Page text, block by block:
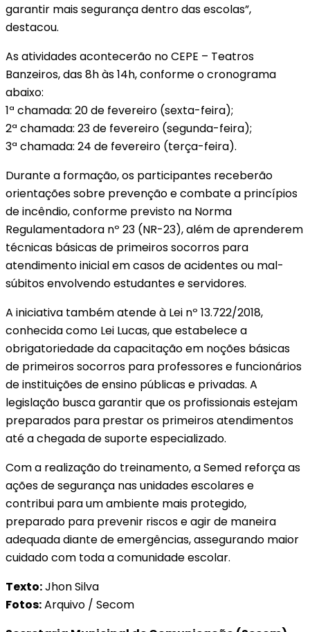
garantir mais segurança dentro das escolas”,
destacou.
As atividades acontecerão no CEPE – Teatros
Banzeiros, das 8h às 14h, conforme o cronograma
abaixo:
1ª chamada: 20 de fevereiro (sexta-feira);
2ª chamada: 23 de fevereiro (segunda-feira);
3ª chamada: 24 de fevereiro (terça-feira).
Durante a formação, os participantes receberão
orientações sobre prevenção e combate a princípios
de incêndio, conforme previsto na Norma
Regulamentadora nº 23 (NR-23), além de aprenderem
técnicas básicas de primeiros socorros para
atendimento inicial em casos de acidentes ou mal-
súbitos envolvendo estudantes e servidores.
A iniciativa também atende à Lei nº 13.722/2018,
conhecida como Lei Lucas, que estabelece a
obrigatoriedade da capacitação em noções básicas
de primeiros socorros para professores e funcionários
de instituições de ensino públicas e privadas. A
legislação busca garantir que os profissionais estejam
preparados para prestar os primeiros atendimentos
até a chegada de suporte especializado.
Com a realização do treinamento, a Semed reforça as
ações de segurança nas unidades escolares e
contribui para um ambiente mais protegido,
preparado para prevenir riscos e agir de maneira
adequada diante de emergências, assegurando maior
cuidado com toda a comunidade escolar.
Texto:Jhon Silva
Fotos:Arquivo / Secom